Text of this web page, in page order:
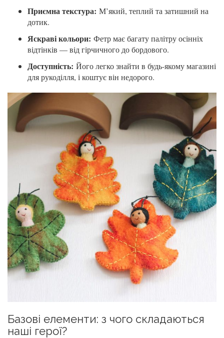
Приємна текстура: М’який, теплий та затишний на
дотик.
Яскраві кольори: Фетр має багату палітру осінніх
відтінків — від гірчичного до бордового.
Доступність: Його легко знайти в будь-якому магазині
для рукоділля, і коштує він недорого.
Базові елементи: з чого складаються
наші герої?